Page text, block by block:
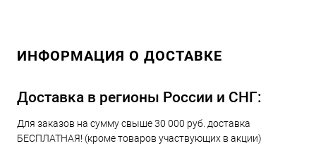
ИНФОРМАЦИЯ О ДОСТАВКЕ
Доставка в регионы России и СНГ:
Для заказов на сумму свыше 30 000 руб. доставка
БЕСПЛАТНАЯ! (кроме товаров участвующих в акции)